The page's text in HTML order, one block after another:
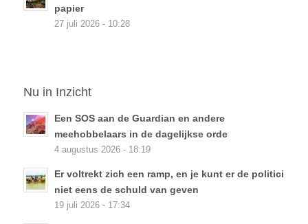
papier
27 juli 2026 - 10:28
Nu in Inzicht
Een SOS aan de Guardian en andere
meehobbelaars in de dagelijkse orde
4 augustus 2026 - 18:19
Er voltrekt zich een ramp, en je kunt er de politici
niet eens de schuld van geven
19 juli 2026 - 17:34